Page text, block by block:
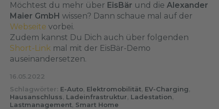
Möchtest du mehr über EisBär und die Alexander
Maier GmbH wissen? Dann schaue mal auf der
Webseite vorbei.
Zudem kannst Du Dich auch über folgenden
Short-Link mal mit der EisBär-Demo
auseinandersetzen.
16.05.2022
Schlagwörter: E-Auto, Elektromobilität, EV-Charging,
Hausanschluss, Ladeinfrastruktur, Ladestation,
Lastmanagement, Smart Home